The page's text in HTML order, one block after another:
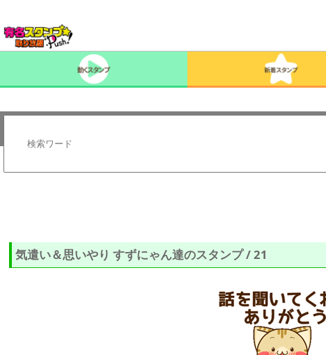
気遣い＆思いやり すずにゃん達のスタンプ / 21